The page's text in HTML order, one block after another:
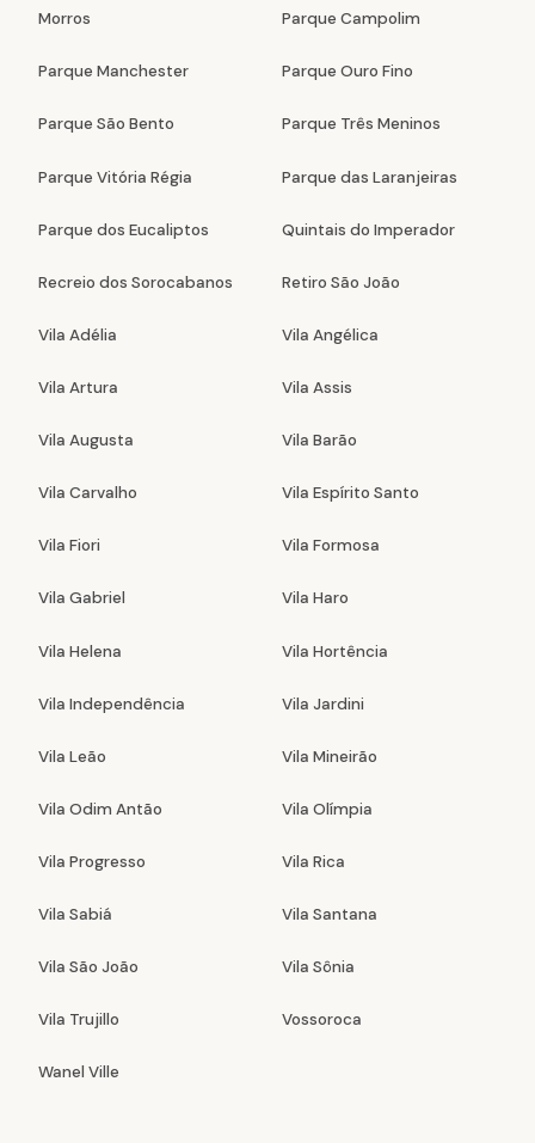
Morros Parque Campolim
Parque Manchester Parque Ouro Fino
Parque São Bento Parque Três Meninos
Parque Vitória Régia Parque das Laranjeiras
Parque dos Eucaliptos Quintais do Imperador
Recreio dos Sorocabanos Retiro São João
Vila Adélia Vila Angélica
Vila Artura Vila Assis
Vila Augusta Vila Barão
Vila Carvalho Vila Espírito Santo
Vila Fiori Vila Formosa
Vila Gabriel Vila Haro
Vila Helena Vila Hortência
Vila Independência Vila Jardini
Vila Leão Vila Mineirão
Vila Odim Antão Vila Olímpia
Vila Progresso Vila Rica
Vila Sabiá Vila Santana
Vila São João Vila Sônia
Vila Trujillo Vossoroca
Wanel Ville